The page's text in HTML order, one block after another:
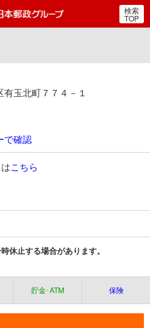
郵便局・日本郵政グルー
検索
TOP
玉北町７７４－１
で確認
こちら
休止する場合があります。
貯金･ATM 保険